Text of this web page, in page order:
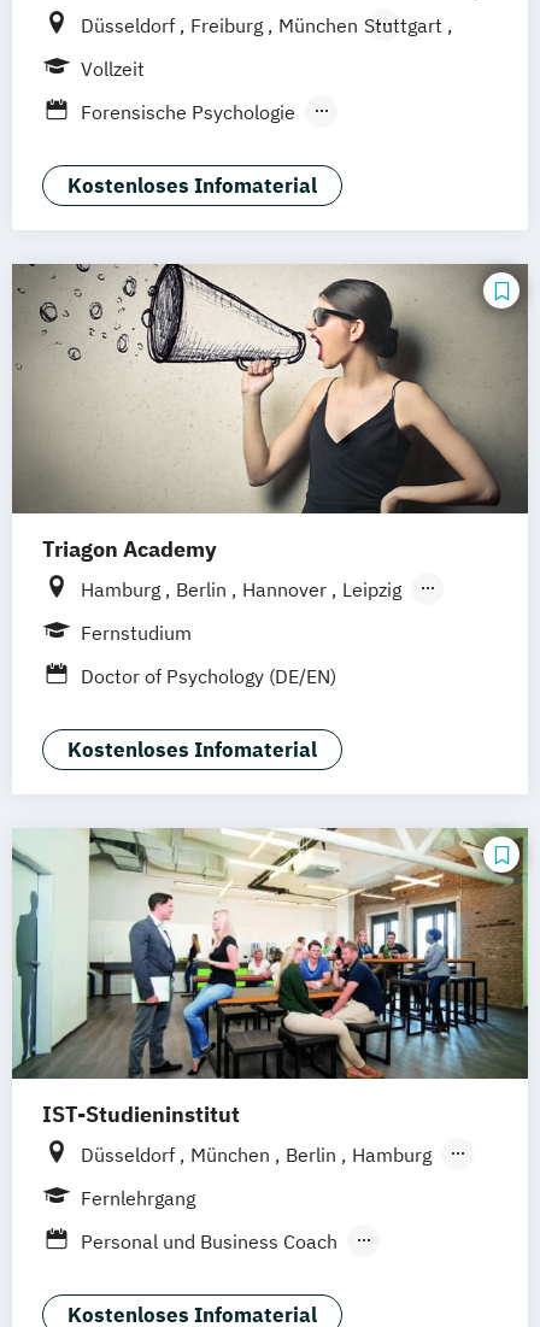
Düsseldorf Freiburg München Stuttgart
Berlin
Vollzeit
Forensische Psychologie
Kriminalpsychologie
Medien- und Werbepsychologie
Sportpsychologie
Wirtschaftspsychologie
Kostenloses Infomaterial
Triagon Academy
Hamburg Berlin Hannover
Leipzig
Dortmund (Unna)
Treuchtlingen Nürnberg
München (Ismaning)
Fernstudium
Doctor of Psychology (DE/EN)
Kostenloses Infomaterial
IST-Studieninstitut
Düsseldorf München Berlin
Hamburg
Weil am Rhein
Fernlehrgang
Personal und Business Coach
Kostenloses Infomaterial